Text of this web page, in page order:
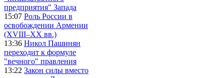
предприятия" Запада
15:07 Роль России в
освобождении Армении
(XVIII–XX вв.)
13:36 Никол Пашинян
переходит к формуле
"вечного" правления
13:22 Закон силы вместо